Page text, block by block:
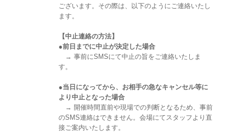
ございます。その際は、以下のようにご連絡いたし
ます。
【中止連絡の方法】
●前日までに中止が決定した場合
→ 事前にSMSにて中止の旨をご連絡いたしま
す。
●当日になってから、お相手の急なキャンセル等に
より中止となった場合
→ 開催時間直前や現場での判断となるため、事前
のSMS連絡はできません。会場にてスタッフより直
接ご案内いたします。